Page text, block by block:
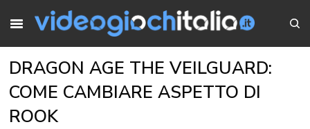
DRAGON AGE THE VEILGUARD:
COME CAMBIARE ASPETTO DI
ROOK